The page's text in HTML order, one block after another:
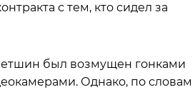
с тем, кто сидел за
был возмущен гонками
Однако, по словам